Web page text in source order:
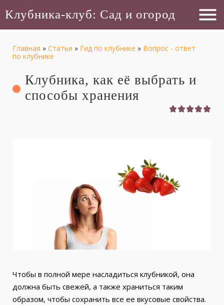
Клубника-клуб: Сад и огород menu
Главная » Статьи » Гид по клубнике » Вопрос - ответ
по клубнике
Клубника, как её выбрать и
способы хранения
Чтобы в полной мере насладиться клубникой, она
должна быть свежей, а также храниться таким
образом, чтобы сохранить все ее вкусовые свойства.